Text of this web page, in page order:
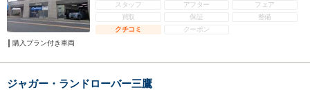
スタッフ
アフター
フェア
買取
保証
整備
クチコミ
クーポン
購入プラン付き車両
ジャガー・ランドローバー三鷹